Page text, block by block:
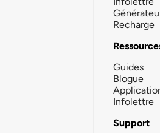
Recharge
Guides
Blogue
Infolettre
Support